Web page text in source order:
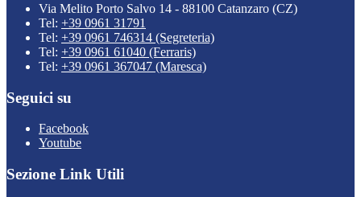
Via Melito Porto Salvo 14 - 88100 Catanzaro (CZ)
Tel: +39 0961 31791
Tel: +39 0961 746314 (Segreteria)
Tel: +39 0961 61040 (Ferraris)
Tel: +39 0961 367047 (Maresca)
Seguici su
Facebook
Youtube
Sezione Link Utili